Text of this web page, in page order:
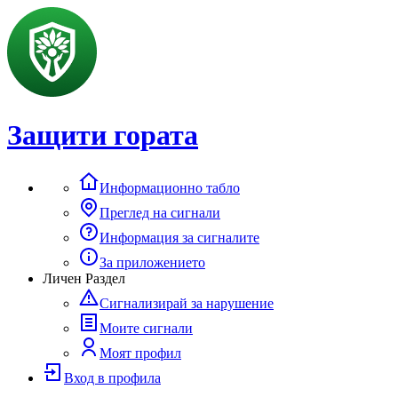
Защити гората
Информационно табло
Преглед на сигнали
Информация за сигналите
За приложението
Личен Раздел
Сигнализирай за нарушение
Моите сигнали
Моят профил
Вход в профила